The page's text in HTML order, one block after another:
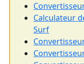
Calculateur
Surf